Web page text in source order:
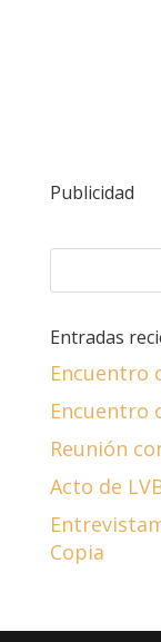
Publicidad
Entradas
Encuentro
Encuentro
Reunión
Acto de
Copia